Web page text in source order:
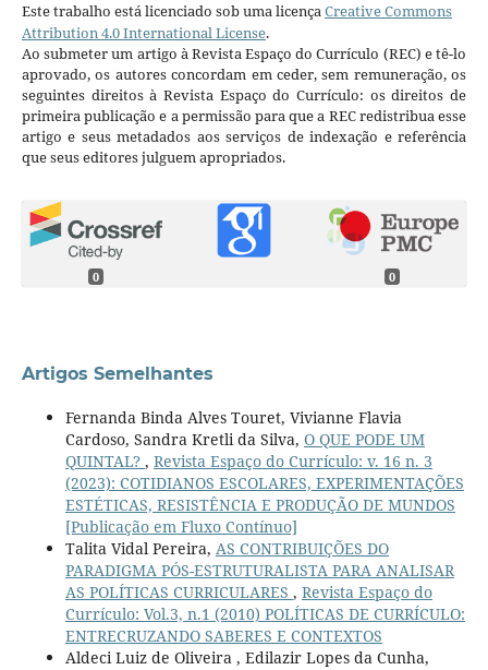
Este trabalho está licenciado sob uma licençaCreative Commons
Attribution 4.0 International License.
Ao submeter um artigo à Revista Espaço do Currículo (REC) e tê-lo
aprovado, os autores concordam em ceder, sem remuneração, os
seguintes direitos à Revista Espaço do Currículo: os direitos de
primeira publicação e a permissão para que a REC redistribua esse
artigo e seus metadados aos serviços de indexação e referência
que seus editores julguem apropriados.
0 0
Artigos Semelhantes
Fernanda Binda Alves Touret, Vivianne Flavia
Cardoso, Sandra Kretli da Silva, O QUE PODE UM
QUINTAL? , Revista Espaço do Currículo: v. 16 n. 3
(2023): COTIDIANOS ESCOLARES, EXPERIMENTAÇÕES
ESTÉTICAS, RESISTÊNCIA E PRODUÇÃO DE MUNDOS
[Publicação em Fluxo Contínuo]
Talita Vidal Pereira, AS CONTRIBUIÇÕES DO
PARADIGMA PÓS-ESTRUTURALISTA PARA ANALISAR
AS POLÍTICAS CURRICULARES , Revista Espaço do
Currículo: Vol.3, n.1 (2010) POLÍTICAS DE CURRÍCULO:
ENTRECRUZANDO SABERES E CONTEXTOS
Aldeci Luiz de Oliveira , Edilazir Lopes da Cunha,